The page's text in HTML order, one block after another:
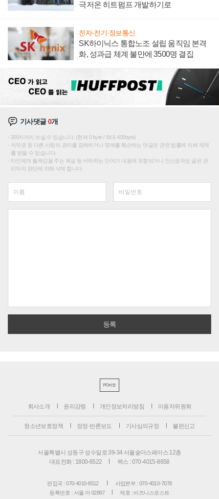
극저온 히트펌프 개발하기로
전자·전기·정보통신
SK하이닉스 통합노조 설립 움직임 본격
화, 성과급 체계 불만에 3500명 결집
기사댓글0개
200자까지 쓰실 수 있습니다. (현재 0 byte / 최대 400byte)
저작권 등 다른 사람의 권리를 침해하거나 명예를 훼손하는 댓글은 관련 법률에 의해 제재
를 받을 수 있습니다.
타인에게 불쾌감을 주는 욕설 등 비하하는 단어가 내용에 포함되거나 인신공격성 글은 관
리자의 판단에 의해 삭제 합니다.
PC버전
회사소개 윤리강령 개인정보처리방침 이용자위원회
청소년보호정책 정정·반론보도 기사심의규정 불편신고
서울특별시 성동구 성수일로 39-34 서울숲더스페이스 12층
대표전화 : 1800-6522
팩스 : 070-4015-8658
편집국 : 070-4010-8512
사업본부 : 070-4010-7078
등록번호 : 서울 아 02897
제호 : 비즈니스포스트